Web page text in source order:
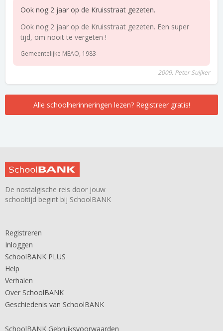
Ook nog 2 jaar op de Kruisstraat gezeten.
Ook nog 2 jaar op de Kruisstraat gezeten. Een super
tijd, om nooit te vergeten !
Gemeentelijke MEAO, 1983
2009, Peter Suijker
Alle schoolherinneringen lezen? Registreer gratis!
De nostalgische reis door jouw
schooltijd begint bij SchoolBANK
Registreren
Inloggen
SchoolBANK PLUS
Help
Verhalen
Over SchoolBANK
Geschiedenis van SchoolBANK
SchoolBANK Gebruiksvoorwaarden